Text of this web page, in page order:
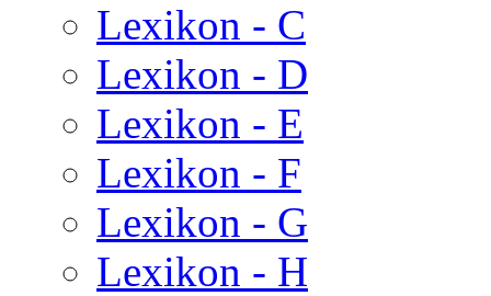
Lexikon - C
Lexikon - D
Lexikon - E
Lexikon - F
Lexikon - G
Lexikon - H